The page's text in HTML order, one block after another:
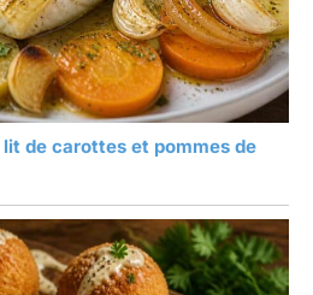
de carottes et pommes de